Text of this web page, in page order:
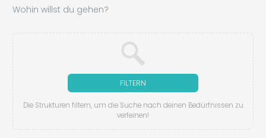
Wohin willst du gehen?
FILTERN
Die Strukturen filtern, um die Suche nach deinen Bedürfnissen zu
verfeinen!